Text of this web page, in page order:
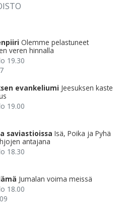
Olemme pelastuneet
veren hinnalla
19.30
evankeliumi Jeesuksen kaste
19.00
saviastioissa Isä, Poika ja Pyhä
antajana
18.30
Jumalan voima meissä
18.00